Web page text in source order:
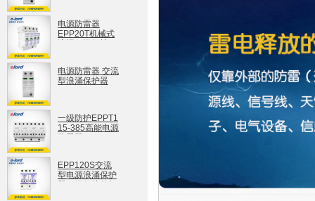
电源防雷器
EPP20T机械式
电源防雷器 交流
型浪涌保护器
一级防护EPPT1
15-385高能电源
EPP120S交流
型电源浪涌保护